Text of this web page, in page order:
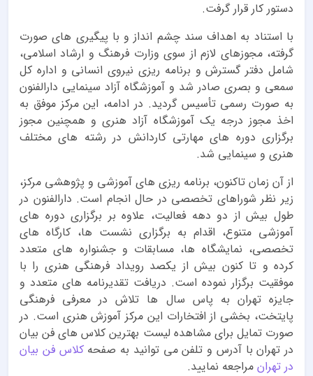
دستور کار قرار گرفت.
با استناد به اهداف سند چشم انداز و با پیگیری های صورت
گرفته، مجوزهای لازم از سوی وزارت فرهنگ و ارشاد اسلامی،
شامل دفتر گسترش و برنامه ریزی نیروی انسانی و اداره کل
سمعی و بصری صادر شد و آموزشگاه آزاد سینمایی دارالفنون
به صورت رسمی تأسیس گردید. در ادامه، این مرکز موفق به
اخذ مجوز درجه یک آموزشگاه آزاد هنری و همچنین مجوز
برگزاری دوره های مهارتی کاردانش در رشته های مختلف
هنری و سینمایی شد.
از آن زمان تاکنون، برنامه ریزی های آموزشی و پژوهشی مرکز،
زیر نظر شوراهای تخصصی در حال انجام است. دارالفنون در
طول بیش از دو دهه فعالیت، علاوه بر برگزاری دوره های
آموزشی متنوع، اقدام به برگزاری نشست ها، کارگاه های
تخصصی، نمایشگاه ها، مسابقات و جشنواره های متعدد
کرده و تا کنون بیش از یکصد رویداد فرهنگی هنری را با
موفقیت برگزار نموده است. دریافت تقدیرنامه های متعدد و
جایزه تهران به پاس سال ها تلاش در معرفی فرهنگی
پایتخت، بخشی از افتخارات این مرکز آموزش هنری است. در
صورت تمایل برای مشاهده لیست بهترین کلاس های فن بیان
در تهران با آدرس و تلفن می توانید به صفحهکلاس فن بیان
در تهران مراجعه نمایید.